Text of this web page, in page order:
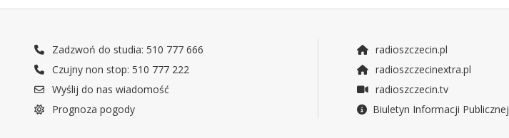
Zadzwoń do studia: 510 777 666
Czujny non stop: 510 777 222
Wyślij do nas wiadomość
Prognoza pogody
radioszczecin.pl
radioszczecinextra.pl
radioszczecin.tv
Biuletyn Informacji Publicznej